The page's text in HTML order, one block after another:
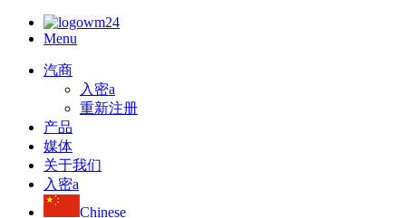
Menu
汽商
入密a
重新注册
产品
媒体
关于我们
入密a
Chinese